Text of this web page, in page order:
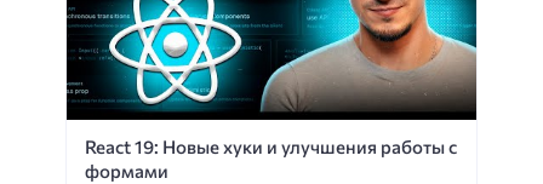
React 19: Новые хуки и улучшения работы с
формами